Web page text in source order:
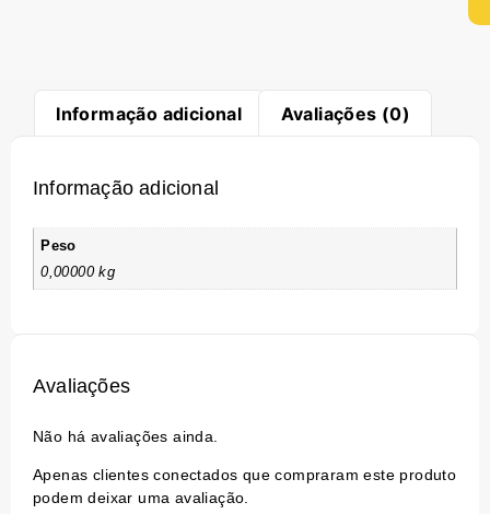
Informação adicional Avaliações (0)
Informação adicional
Peso
0,00000 kg
Avaliações
Não há avaliações ainda.
Apenas clientes conectados que compraram este produto
podem deixar uma avaliação.